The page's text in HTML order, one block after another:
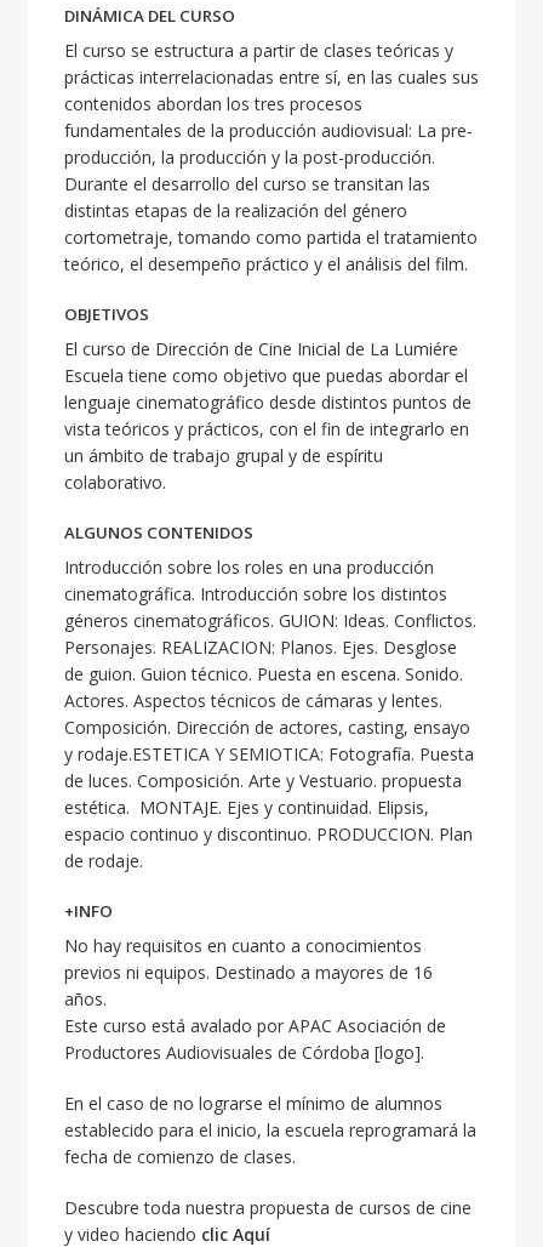
DINÁMICA DEL CURSO
El curso se estructura a partir de clases teóricas y
prácticas interrelacionadas entre sí, en las cuales sus
contenidos abordan los tres procesos
fundamentales de la producción audiovisual: La pre-
producción, la producción y la post-producción.
Durante el desarrollo del curso se transitan las
distintas etapas de la realización del género
cortometraje, tomando como partida el tratamiento
teórico, el desempeño práctico y el análisis del film.
OBJETIVOS
El curso de Dirección de Cine Inicial de La Lumiére
Escuela tiene como objetivo que puedas abordar el
lenguaje cinematográfico desde distintos puntos de
vista teóricos y prácticos, con el fin de integrarlo en
un ámbito de trabajo grupal y de espíritu
colaborativo.
ALGUNOS CONTENIDOS
Introducción sobre los roles en una producción
cinematográfica. Introducción sobre los distintos
géneros cinematográficos. GUION: Ideas. Conflictos.
Personajes. REALIZACION: Planos. Ejes. Desglose
de guion. Guion técnico. Puesta en escena. Sonido.
Actores. Aspectos técnicos de cámaras y lentes.
Composición. Dirección de actores, casting, ensayo
y rodaje.ESTETICA Y SEMIOTICA: Fotografía. Puesta
de luces. Composición. Arte y Vestuario. propuesta
estética. MONTAJE. Ejes y continuidad. Elipsis,
espacio continuo y discontinuo. PRODUCCION. Plan
de rodaje.
+INFO
No hay requisitos en cuanto a conocimientos
previos ni equipos. Destinado a mayores de 16
años.
Este curso está avalado por APAC Asociación de
Productores Audiovisuales de Córdoba [logo].
En el caso de no lograrse el mínimo de alumnos
establecido para el inicio, la escuela reprogramará la
fecha de comienzo de clases.
Descubre toda nuestra propuesta de cursos de cine
y video haciendo clic Aquí